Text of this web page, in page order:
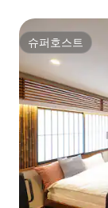
슈퍼호스트
슈퍼호스트